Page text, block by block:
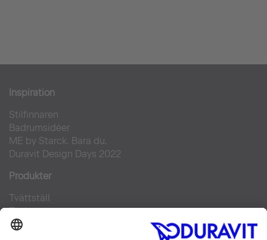
Inspiration
Stilfinnaren
Badrumsidéer
ME by Starck. Bara du.
Duravit Design Days 2022
Produkter
Tvättställ
Toaletter
Alla Kategorier